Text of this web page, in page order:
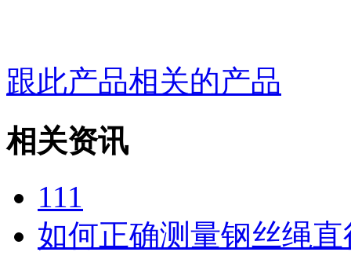
跟此产品相关的产品
相关资讯
111
如何正确测量钢丝绳直